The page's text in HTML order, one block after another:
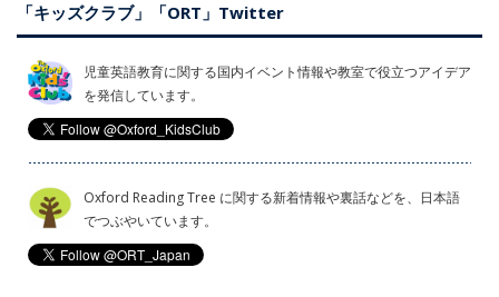
「キッズクラブ」「ORT」Twitter
児童英語教育に関する国内イベント情報や教室で役立つアイデア
を発信しています。
Oxford Reading Tree に関する新着情報や裏話などを、日本語
でつぶやいています。